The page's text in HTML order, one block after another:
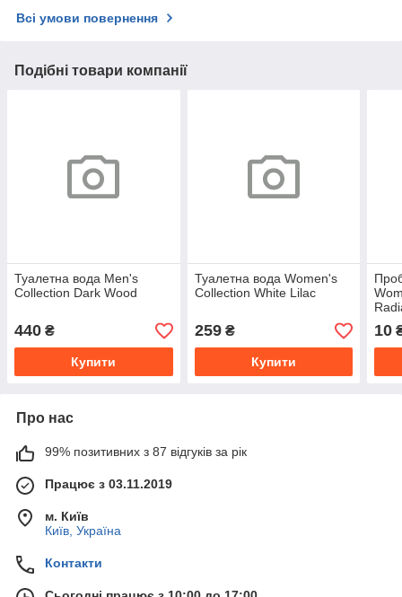
Всі умови повернення
Подібні товари компанії
Туалетна вода Men's
Collection Dark Wood
440 ₴
Купити
Туалетна вода Women's
Collection White Lilac
259₴
Купити
10
Про нас
99% позитивних з 87 відгуків за рік
Працює з 03.11.2019
м. Київ
Київ, Україна
Контакти